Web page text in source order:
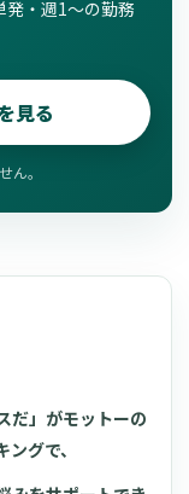
発・週1〜の勤務
見る
ん。
だ」がモットーの
グで、